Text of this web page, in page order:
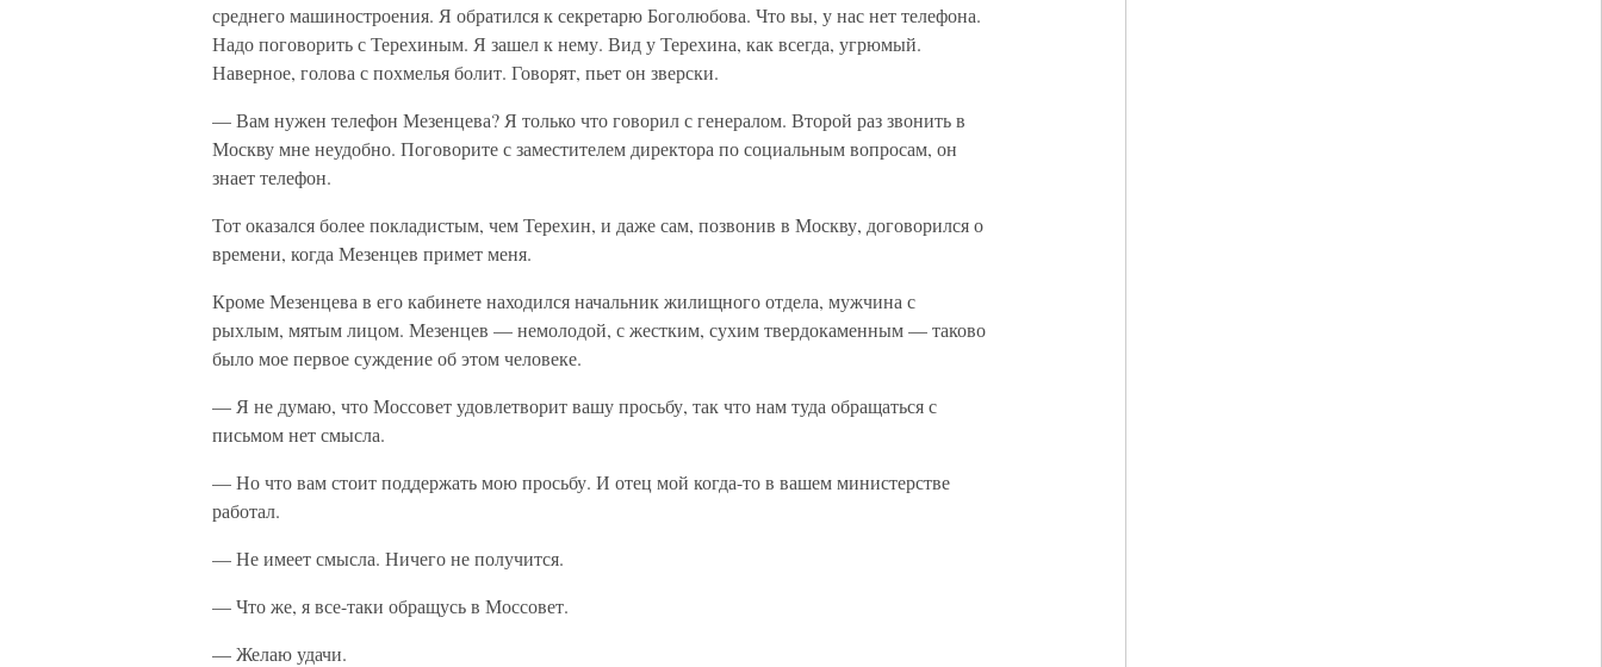
среднего машиностроения. Я обратился к секретарю Боголюбова. Что вы, у нас нет телефона.
Надо поговорить с Терехиным. Я зашел к нему. Вид у Терехина, как всегда, угрюмый.
Наверное, голова с похмелья болит. Говорят, пьет он зверски.
— Вам нужен телефон Мезенцева? Я только что говорил с генералом. Второй раз звонить в
Москву мне неудобно. Поговорите с заместителем директора по социальным вопросам, он
знает телефон.
Тот оказался более покладистым, чем Терехин, и даже сам, позвонив в Москву, договорился о
времени, когда Мезенцев примет меня.
Кроме Мезенцева в его кабинете находился начальник жилищного отдела, мужчина с
рыхлым, мятым лицом. Мезенцев — немолодой, с жестким, сухим твердокаменным — таково
было мое первое суждение об этом человеке.
— Я не думаю, что Моссовет удовлетворит вашу просьбу, так что нам туда обращаться с
письмом нет смысла.
— Но что вам стоит поддержать мою просьбу. И отец мой когда-то в вашем министерстве
работал.
— Не имеет смысла. Ничего не получится.
— Что же, я все-таки обращусь в Моссовет.
— Желаю удачи.